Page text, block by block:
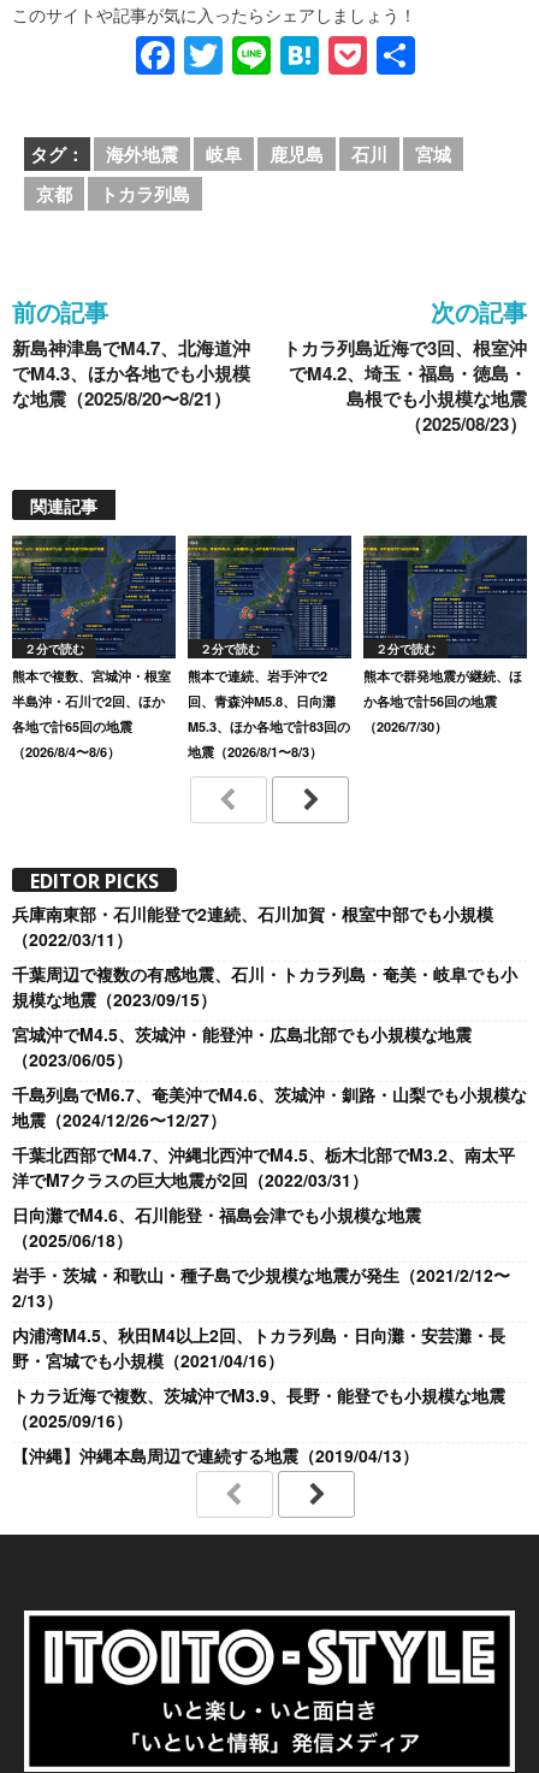
このサイトや記事が気に入ったらシェアしましょう！
F
c
e
b
k
T
tt
er
Li
e
H
e
n
P
ck
et
タグ： 海外地震 岐阜 鹿児島 石川
宮城
京都
トカラ列島
前の記事
新島神津島でM4.7、北海道沖
でM4.3、ほか各地でも小規模
な地震（2025/8/20〜8/21）
次の記事
トカラ列島近海で3回、根室沖
でM4.2、埼玉・福島・徳島・
島根でも小規模な地震
（2025/08/23）
関連記事
２分で読む
熊本で複数、宮城沖・根室
半島沖・石川で2回、ほか
各地で計65回の地震
（2026/8/4〜8/6）
２分で読む
熊本で連続、岩手沖で2
回、青森沖M5.8、日向灘
M5.3、ほか各地で計83回の
地震（2026/8/1〜8/3）
２分で読む
熊本で群発地震が継続、ほ
か各地で計56回の地震
（2026/7/30）
EDITOR PICKS
兵庫南東部・石川能登で2連続、石川加賀・根室中部でも小規模
（2022/03/11）
千葉周辺で複数の有感地震、石川・トカラ列島・奄美・岐阜でも小
規模な地震（2023/09/15）
宮城沖でM4.5、茨城沖・能登沖・広島北部でも小規模な地震
（2023/06/05）
千島列島でM6.7、奄美沖でM4.6、茨城沖・釧路・山梨でも小規模な
地震（2024/12/26〜12/27）
千葉北西部でM4.7、沖縄北西沖でM4.5、栃木北部でM3.2、南太平
洋でM7クラスの巨大地震が2回（2022/03/31）
日向灘でM4.6、石川能登・福島会津でも小規模な地震
（2025/06/18）
岩手・茨城・和歌山・種子島で少規模な地震が発生（2021/2/12〜
2/13）
内浦湾M4.5、秋田M4以上2回、トカラ列島・日向灘・安芸灘・長
野・宮城でも小規模（2021/04/16）
トカラ近海で複数、茨城沖でM3.9、長野・能登でも小規模な地震
（2025/09/16）
【沖縄】沖縄本島周辺で連続する地震（2019/04/13）